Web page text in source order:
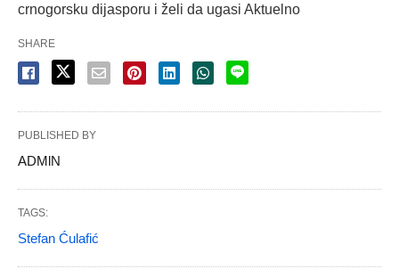
crnogorsku dijasporu i želi da ugasi Aktuelno
SHARE
PUBLISHED BY
ADMlN
TAGS:
Stefan Ćulafić